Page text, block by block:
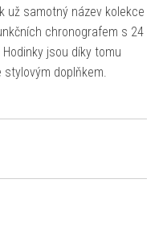
už samotný název kolekce
chronografem s 24
jsou díky tomu
doplňkem.